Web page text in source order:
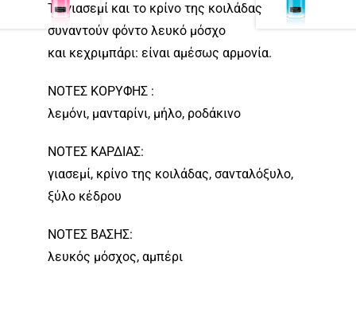
Το γιασεμί και το κρίνο της κοιλάδας
συναντούν φόντο λευκό μόσχο
και κεχριμπάρι: είναι αμέσως αρμονία.
ΝΟΤΕΣ ΚΟΡΥΦΗΣ :
λεμόνι, μανταρίνι, μήλο, ροδάκινο
ΝΟΤΕΣ ΚΑΡΔΙΑΣ:
γιασεμί, κρίνο της κοιλάδας, σανταλόξυλο,
ξύλο κέδρου
ΝΟΤΕΣ ΒΑΣΗΣ:
λευκός μόσχος, αμπέρι